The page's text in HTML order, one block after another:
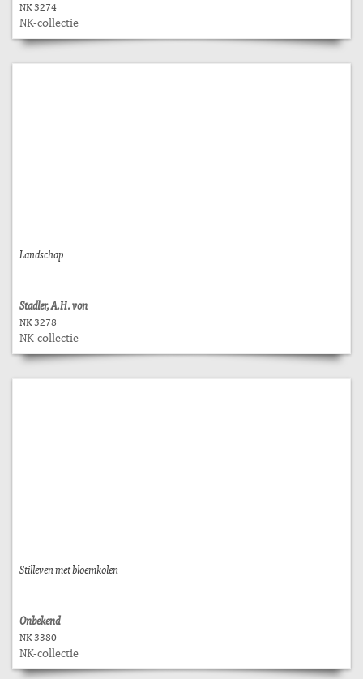
NK 3274
NK-collectie
Landschap
Stadler, A.H. von
NK 3278
NK-collectie
Stilleven met bloemkolen
Onbekend
NK 3380
NK-collectie